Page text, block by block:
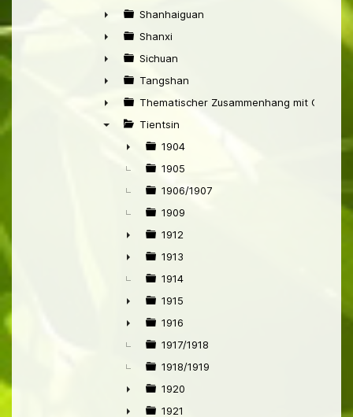
►
►
Shanhaiguan
►
Shanxi
►
Sichuan
►
Tangshan
►
Thematischer Zusammenhang mit China
Tientsin
►
1904
1905
1906/1907
1909
►
1912
►
1913
1914
►
1915
►
1916
1917/1918
1918/1919
►
1920
1921